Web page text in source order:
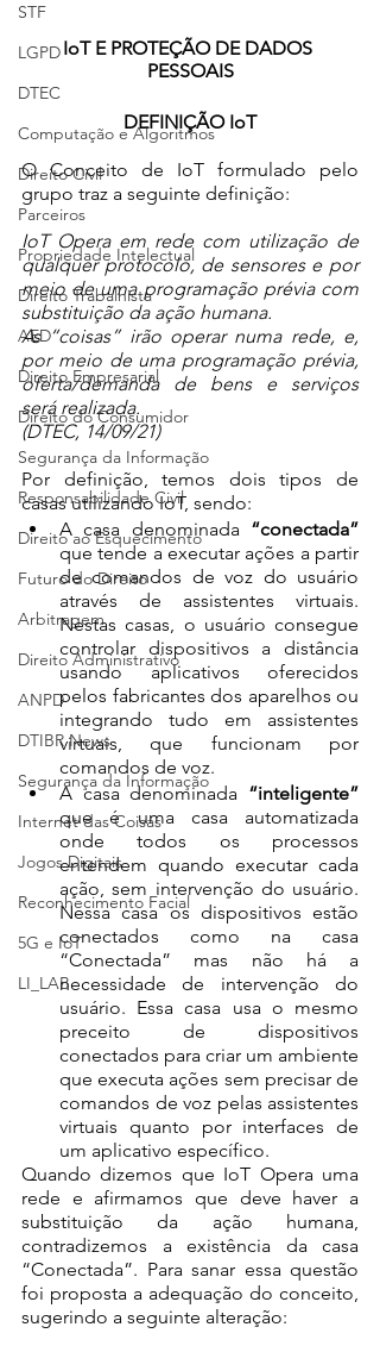
STF
LGPD
DTEC
Computação e Algoritmos
Direito Civil
Parceiros
Propriedade Intelectual
Direito Trabalhista
AED
Direito Empresarial
Direito do Consumidor
Segurança da Informação
Responsabilidade Civil
Direito ao Esquecimento
Futuro do Direito
Arbitragem
Direito Administrativo
ANPD
DTIBR News
Segurança da Informação
Internet das Coisas
Jogos Digitais
Reconhecimento Facial
5G e IoT
LI_LAB
IoT E PROTEÇÃO DE DADOS
PESSOAIS
DEFINIÇÃO IoT
O Conceito de IoT formulado pelo
grupo traz a seguinte definição:
IoT Opera em rede com utilização de
qualquer protocolo, de sensores e por
meio de uma programação prévia com
substituição da ação humana.
As “coisas” irão operar numa rede, e,
por meio de uma programação prévia,
oferta/demanda de bens e serviços
será realizada.
(DTEC, 14/09/21)
Por definição, temos dois tipos de
casas utilizando IoT, sendo:
A casa denominada “conectada”
que tende a executar ações a partir
de comandos de voz do usuário
através de assistentes virtuais.
Nestas casas, o usuário consegue
controlar dispositivos a distância
usando aplicativos oferecidos
pelos fabricantes dos aparelhos ou
integrando tudo em assistentes
virtuais, que funcionam por
comandos de voz.
A casa denominada
que é uma casa automatizada
onde todos os processos
entendem quando executar cada
ação, sem intervenção do usuário.
Nessa casa os dispositivos estão
conectados como na casa
“Conectada” mas não há a
necessidade de intervenção do
usuário. Essa casa usa o mesmo
preceito de dispositivos
conectados para criar um ambiente
que executa ações sem precisar de
comandos de voz pelas assistentes
virtuais quanto por interfaces de
um aplicativo específico.
Quando dizemos que IoT Opera uma
rede e afirmamos que deve haver a
substituição da ação humana,
contradizemos a existência da casa
“Conectada”. Para sanar essa questão
foi proposta a adequação do conceito,
sugerindo a seguinte alteração: